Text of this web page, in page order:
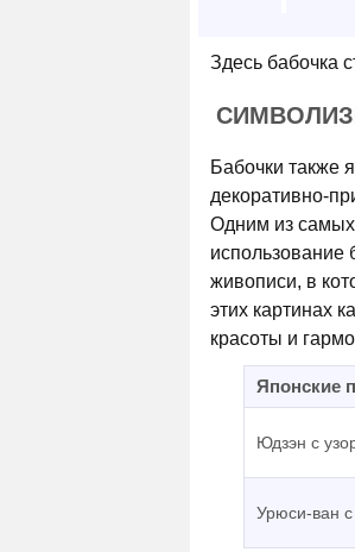
Здесь бабочка
Бабочки также
декоративно-
Одним из самых
использование
живописи, в
этих картинах
красоты и
Японские
Юдзэн с
Урюси-ван с